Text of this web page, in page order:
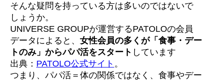
そんな疑問を持っている方は多いのではないで
しょうか。
UNIVERSE GROUPが運営するPATOLOの会員
データによると、 女性会員の多くが「食事・デー
トのみ」からパパ活をスタート しています
出典： PATOLO公式サイト 。
つまり、パパ活＝体の関係ではなく、食事やデー